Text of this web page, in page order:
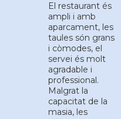
El restaurant és
ampli i amb
aparcament, les
taules són grans
i còmodes, el
servei és molt
agradable i
professional.
Malgrat la
capacitat de la
masia, les